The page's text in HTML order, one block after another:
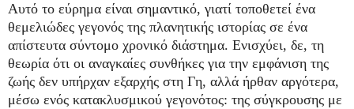
Αυτό το εύρημα είναι σημαντικό, γιατί τοποθετεί ένα
θεμελιώδες γεγονός της πλανητικής ιστορίας σε ένα
απίστευτα σύντομο χρονικό διάστημα. Ενισχύει, δε, τη
θεωρία ότι οι αναγκαίες συνθήκες για την εμφάνιση της
ζωής δεν υπήρχαν εξαρχής στη Γη, αλλά ήρθαν αργότερα,
μέσω ενός κατακλυσμικού γεγονότος: της σύγκρουσης με